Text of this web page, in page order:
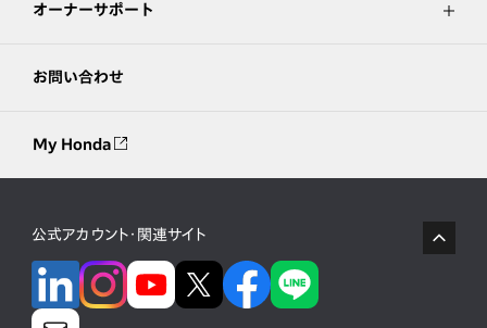
オーナーサポート
お問い合わせ
My Honda
公式アカウント・関連サイト